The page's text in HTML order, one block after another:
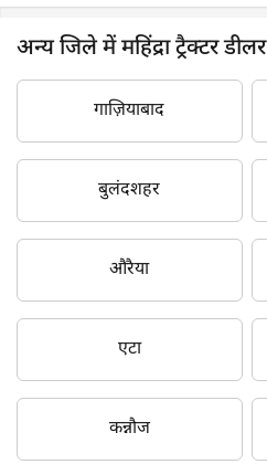
अन्य जिले में महिंद्रा ट्रैक्टर डीलर
गाज़ियाबाद
बुलंदशहर
औरैया
एटा
कन्नौज